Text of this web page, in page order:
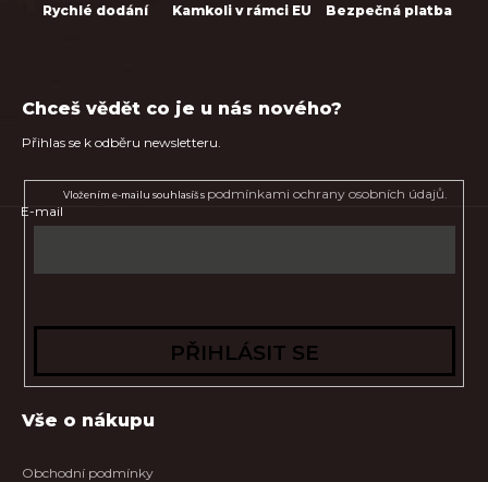
Rychlé dodání Kamkoli v rámci EU Bezpečná platba
Chceš vědět co je u nás nového?
Přihlas se k odběru newsletteru.
E-mail
Vložením e-mailu souhlasíš s podmínkami ochrany osobních údajů.
PŘIHLÁSIT SE
Vše o nákupu
Obchodní podmínky